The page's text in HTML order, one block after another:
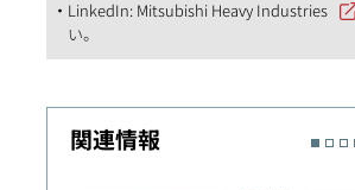
LinkedIn: Mitsubishi Heavy Industries
い。
関連情報